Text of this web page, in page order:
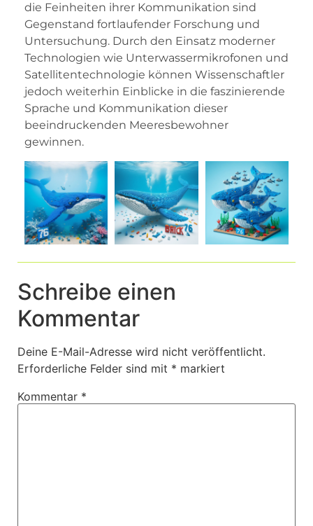
die Feinheiten ihrer Kommunikation sind
Gegenstand fortlaufender Forschung und
Untersuchung. Durch den Einsatz moderner
Technologien wie Unterwassermikrofonen und
Satellitentechnologie können Wissenschaftler
jedoch weiterhin Einblicke in die faszinierende
Sprache und Kommunikation dieser
beeindruckenden Meeresbewohner
gewinnen.
Schreibe einen
Kommentar
Deine E-Mail-Adresse wird nicht veröffentlicht.
Erforderliche Felder sind mit * markiert
Kommentar *